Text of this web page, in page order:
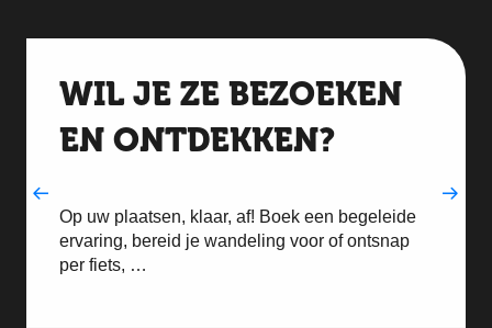
WIL JE ZE BEZOEKEN
EN ONTDEKKEN?
Op uw plaatsen, klaar, af! Boek een begeleide
ervaring, bereid je wandeling voor of ontsnap
per fiets, …